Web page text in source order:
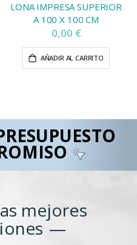
LONA IMPRESA SUPERIOR
A 100 X 100 CM
0,00 €
AÑADIR AL CARRITO
mejores